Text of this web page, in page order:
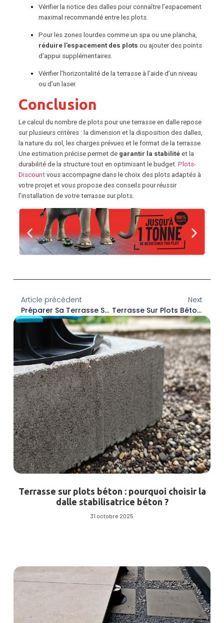
Vérifier la notice des dalles pour connaître l’espacement
maximal recommandé entre les plots.
Pour les zones lourdes comme un spa ou une plancha,
réduire l’espacement des plots ou ajouter des points
d’appui supplémentaires.
Vérifier l’horizontalité de la terrasse à l’aide d’un niveau
ou d’un laser.
Conclusion
Le calcul du nombre de plots pour une terrasse en dalle repose
sur plusieurs critères : la dimension et la disposition des dalles,
la nature du sol, les charges prévues et le format de la terrasse.
Une estimation précise permet de garantir la stabilitéet la
durabilité de la structure tout en optimisant le budget. Plots-
Discountvous accompagne dans le choix des plots adaptés à
votre projet et vous propose des conseils pour réussir
l’installation de votre terrasse sur plots.
Article précédent
Préparer Sa Terrasse Sur Plots Pour L’hiver
Next
Terrasse Sur Plots Béton : Pourquoi Choisir La Dalle Stabilisatrice Béton ?
Terrasse sur plots béton : pourquoi choisir la
dalle stabilisatrice béton ?
31 octobre 2025